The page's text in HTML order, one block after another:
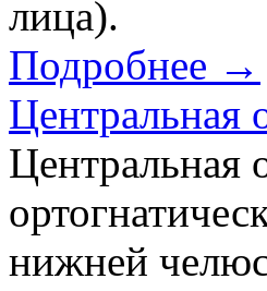
лица).
Подробнее →
Центральная
Центральная
нижней